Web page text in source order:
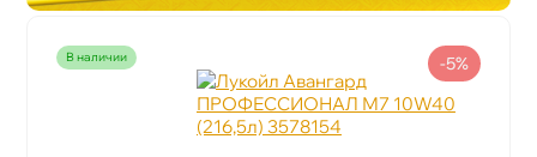
наличии -5%